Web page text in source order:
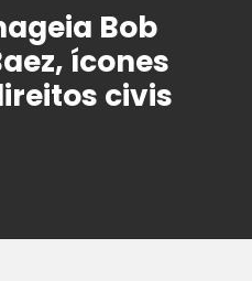
Bob
ícones
civis